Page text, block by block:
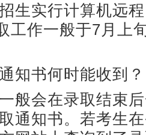
实行计算机远程
工作一般于7月上
书何时能收到？
会在录取结束后
通知书。若考生